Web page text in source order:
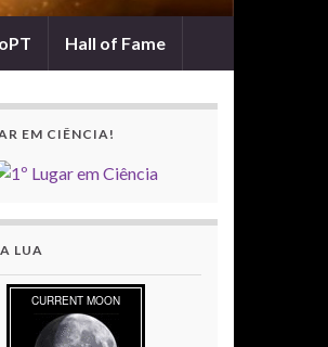
Hall of Fame
EM CIÊNCIA!
LUA